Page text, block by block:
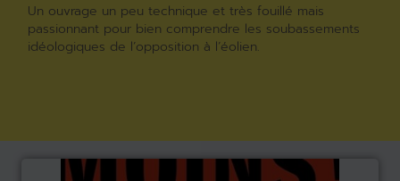
Un ouvrage un peu technique et très fouillé mais
passionnant pour bien comprendre les soubassements
idéologiques de l’opposition à l’éolien.